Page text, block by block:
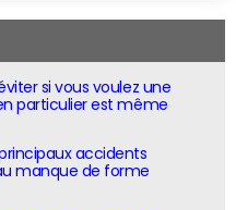
si vous voulez une
particulier est même
accidents
manque de forme